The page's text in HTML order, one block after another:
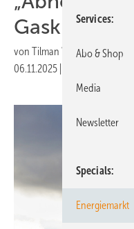
von Tilman Weber
06.11.2025
Services
Abo & Shop
Media
Newsletter
Specials
Energiemarkt